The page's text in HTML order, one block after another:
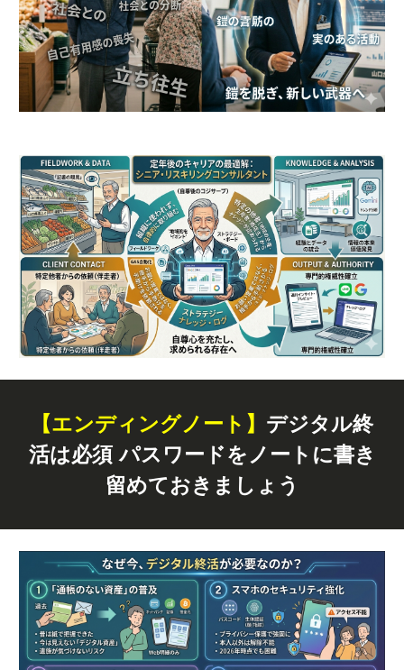
【エンディングノート】 デジタル終
活は必須 パスワードをノートに書き
留めておきましょう